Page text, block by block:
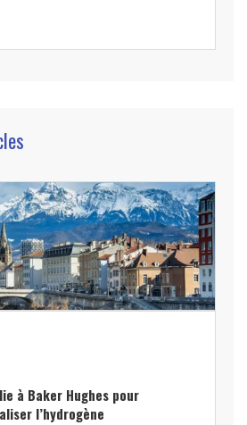
à Baker Hughes pour
l’hydrogène